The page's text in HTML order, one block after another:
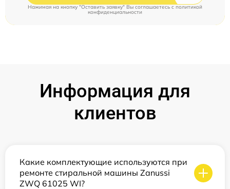
Нажимая на кнопку "Оставить заявку" Вы соглашаетесь cполитикой
конфиденциальности
Информация для
клиентов
Какие комплектующие используются при
ремонте стиральной машины Zanussi
ZWQ 61025 WI?